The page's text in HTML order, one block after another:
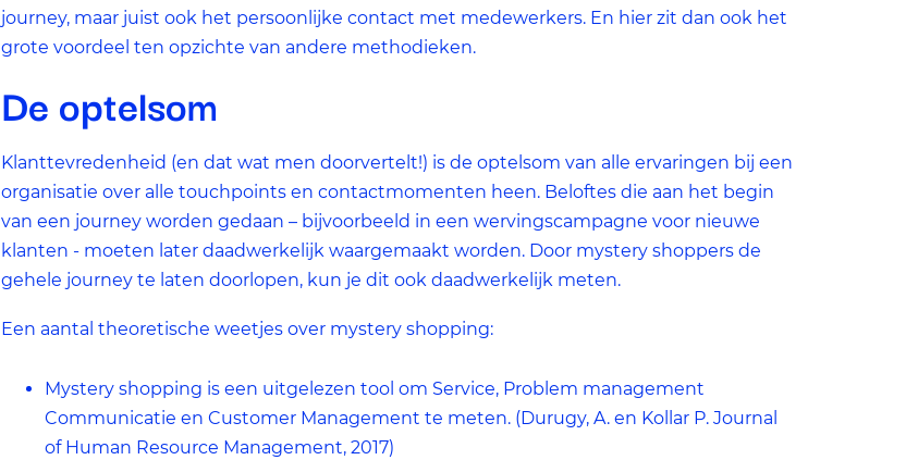
journey, maar juist ook het persoonlijke contact met medewerkers. En hier zit dan ook het
grote voordeel ten opzichte van andere methodieken.
De optelsom
Klanttevredenheid (en dat wat men doorvertelt!) is de optelsom van alle ervaringen bij een
organisatie over alle touchpoints en contactmomenten heen. Beloftes die aan het begin
van een journey worden gedaan – bijvoorbeeld in een wervingscampagne voor nieuwe
klanten - moeten later daadwerkelijk waargemaakt worden. Door mystery shoppers de
gehele journey te laten doorlopen, kun je dit ook daadwerkelijk meten.
Een aantal theoretische weetjes over mystery shopping:
Mystery shopping is een uitgelezen tool om Service, Problem management
Communicatie en Customer Management te meten. (Durugy, A. en Kollar P. Journal
of Human Resource Management, 2017)